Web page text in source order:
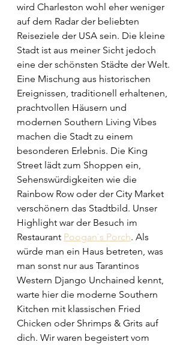
wird Charleston wohl eher weniger
auf dem Radar der beliebten
Reiseziele der USA sein. Die kleine
Stadt ist aus meiner Sicht jedoch
eine der schönsten Städte der Welt.
Eine Mischung aus historischen
Ereignissen, traditionell erhaltenen,
prachtvollen Häusern und
modernen Southern Living Vibes
machen die Stadt zu einem
besonderen Erlebnis. Die King
Street lädt zum Shoppen ein,
Sehenswürdigkeiten wie die
Rainbow Row oder der City Market
verschönern das Stadtbild. Unser
Highlight war der Besuch im
Restaurant Poogan`s Porch. Als
würde man ein Haus betreten, was
man sonst nur aus Tarantinos
Western Django Unchained kennt,
warte hier die moderne Southern
Kitchen mit klassischen Fried
Chicken oder Shrimps & Grits auf
dich. Wir waren begeistert vom